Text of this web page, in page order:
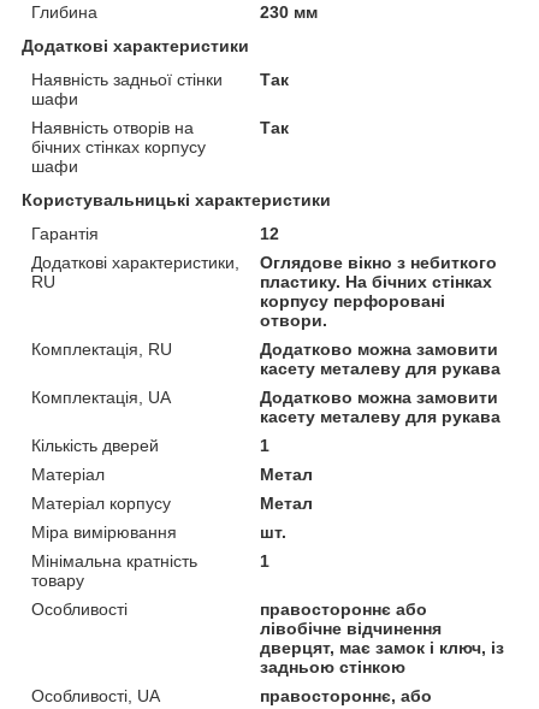
Глибина
230 мм
Додаткові характеристики
Наявність задньої стінки
шафи
Так
Наявність отворів на
бічних стінках корпусу
шафи
Так
Користувальницькі характеристики
Гарантія
12
Додаткові характеристики,
RU
Оглядове вікно з небиткого
пластику. На бічних стінках
корпусу перфоровані
отвори.
Комплектація, RU
Додатково можна замовити
касету металеву для рукава
Комплектація, UA
Додатково можна замовити
касету металеву для рукава
Кількість дверей
1
Матеріал
Метал
Матеріал корпусу
Метал
Міра вимірювання
шт.
Мінімальна кратність
товару
1
Особливості
правостороннє або
лівобічне відчинення
дверцят, має замок і ключ, із
задньою стінкою
Особливості, UA
правостороннє, або